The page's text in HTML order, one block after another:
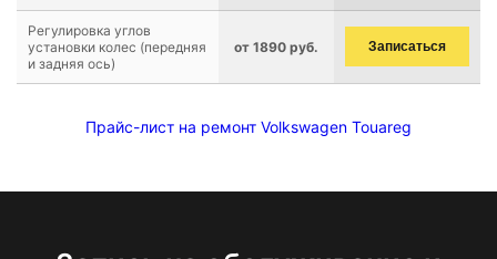
Регулировка углов
установки колес (передняя
и задняя ось)
от 1890 руб. Записаться
Прайс-лист на ремонт Volkswagen Touareg